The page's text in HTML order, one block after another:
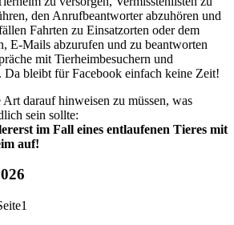
den Anrufbeantworter abzuhören und
Fahrten zu Einsatzorten oder dem
E-Mails abzurufen und zu beantworten
mit Tierheimbesuchern und
Da bleibt für Facebook einfach keine Zeit!
darauf hinweisen zu müssen, was
sein sollte:
im Fall eines entlaufenen Tieres mit
auf!